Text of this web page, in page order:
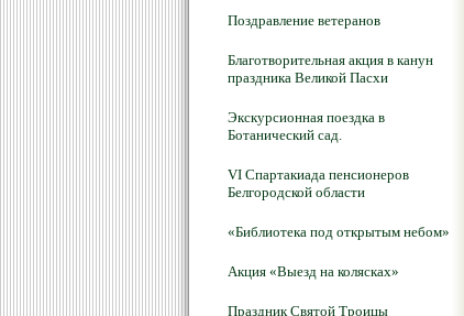
Поздравление ветеранов
Благотворительная акция в канун
праздника Великой Пасхи
Экскурсионная поездка в
Ботанический сад.
VI Спартакиада пенсионеров
Белгородской области
«Библиотека под открытым небом»
Акция «Выезд на колясках»
Праздник Святой Троицы